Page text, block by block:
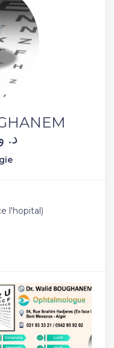
د.
l'hopital)